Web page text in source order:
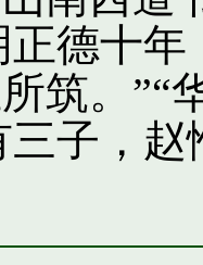
正德十
筑。”“
三子，